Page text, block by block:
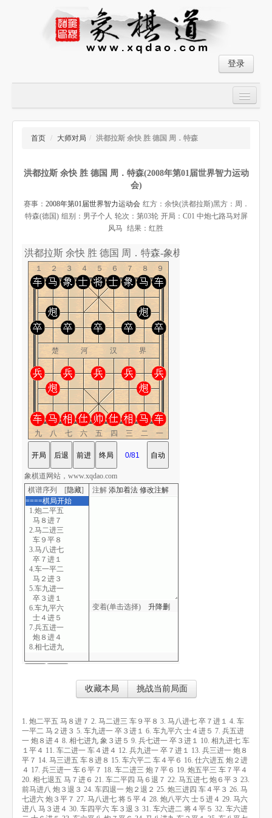
登录
大师对局
象棋棋谱
残局破解
首页 / 大师对局 / 洪都拉斯 余快 胜 德国 周．特森
洪都拉斯 余快 胜 德国 周．特森(2008年第01届世界智力运动
会)
赛事： 2008年第01届世界智力运动会 红方：余快(洪都拉斯)黑方：周．
特森(德国) 组别：男子个人 轮次：第03轮 开局：C01 中炮七路马对屏
风马 结果：红胜
洪都拉斯 余快 胜 德国 周．特森-象棋道
１２３４５６７８９
楚 河 汉 界
九八七六五四三二一
棋谱序列 [隐藏]
====棋局开始
1.炮二平五
马８进７
2.马二进三
车９平８
3.马八进七
卒７进１
4.车一平二
马２进３
5.车九进一
卒３进１
6.车九平六
士４进５
7.兵五进一
炮８进４
8.相七进九
9.兵七进一
12.兵九进一
卒７进１
13.兵三进一
炮８平７
14.马三进五
车８进８
15.车六平二
车４平６
16.仕六进五
炮２进４
注解 添加着法 修改注解
变着(单击选择) 升降删
象棋道网站，www.xqdao.com
收藏本局 挑战当前局面
1. 炮二平五 马８进７ 2. 马二进三 车９平８ 3. 马八进七 卒７进１ 4. 车
一平二 马２进３ 5. 车九进一 卒３进１ 6. 车九平六 士４进５ 7. 兵五进
一 炮８进４ 8. 相七进九 象３进５ 9. 兵七进一 卒３进１ 10. 相九进七 车
１平４ 11. 车二进一 车４进４ 12. 兵九进一 卒７进１ 13. 兵三进一 炮８
平７ 14. 马三进五 车８进８ 15. 车六平二 车４平６ 16. 仕六进五 炮２进
４ 17. 兵三进一 车６平７ 18. 车二进三 炮７平６ 19. 炮五平三 车７平４
20. 相七退五 马７进６ 21. 车二平四 马６退７ 22. 马五进七 炮６平３ 23.
前马进八 炮３退３ 24. 车四退一 炮２退２ 25. 炮三进四 车４平３ 26. 马
七进六 炮３平７ 27. 马八进七 将５平４ 28. 炮八平六 士５进４ 29. 马六
进八 马３进４ 30. 车四平六 车３退３ 31. 车六进二 将４平５ 32. 车六进